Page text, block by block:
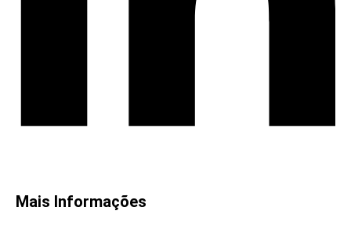
Mais Informações